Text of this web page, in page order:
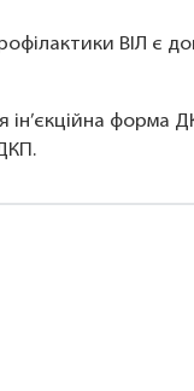
ВІЛ є
ін’єкційна форма